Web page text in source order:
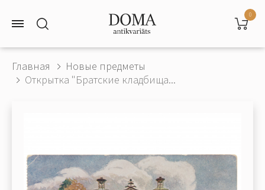
0
Главная
Новые предметы
Открытка "Братские кладбища...